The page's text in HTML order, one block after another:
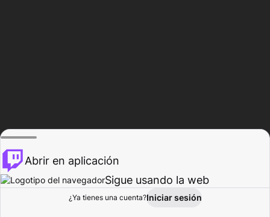
Explorar Actividad
Abrir en aplicación
Sigue usando la web
¿Ya tienes una cuenta?Iniciar sesión